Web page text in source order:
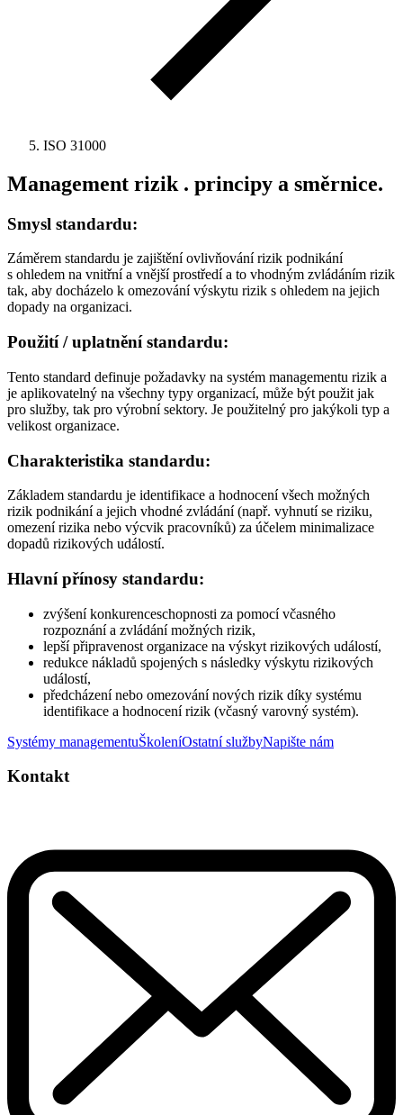
ISO 31000
Management rizik . principy a směrnice.
Smysl standardu:
Záměrem standardu je zajištění ovlivňování rizik podnikání
s ohledem na vnitřní a vnější prostředí a to vhodným zvládáním rizik
tak, aby docházelo k omezování výskytu rizik s ohledem na jejich
dopady na organizaci.
Použití / uplatnění standardu:
Tento standard definuje požadavky na systém managementu rizik a
je aplikovatelný na všechny typy organizací, může být použit jak
pro služby, tak pro výrobní sektory. Je použitelný pro jakýkoli typ a
velikost organizace.
Charakteristika standardu:
Základem standardu je identifikace a hodnocení všech možných
rizik podnikání a jejich vhodné zvládání (např. vyhnutí se riziku,
omezení rizika nebo výcvik pracovníků) za účelem minimalizace
dopadů rizikových událostí.
Hlavní přínosy standardu:
zvýšení konkurenceschopnosti za pomocí včasného
rozpoznání a zvládání možných rizik,
lepší připravenost organizace na výskyt rizikových událostí,
redukce nákladů spojených s následky výskytu rizikových
událostí,
předcházení nebo omezování nových rizik díky systému
identifikace a hodnocení rizik (včasný varovný systém).
Systémy managementuŠkoleníOstatní službyNapište nám
Kontakt